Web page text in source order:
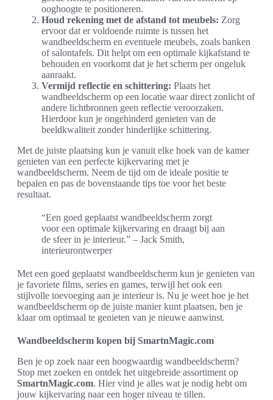
ooghoogte te positioneren.
Houd rekening met de afstand tot meubels: Zorg
ervoor dat er voldoende ruimte is tussen het
wandbeeldscherm en eventuele meubels, zoals banken
of salontafels. Dit helpt om een optimale kijkafstand te
behouden en voorkomt dat je het scherm per ongeluk
aanraakt.
Vermijd reflectie en schittering: Plaats het
wandbeeldscherm op een locatie waar direct zonlicht of
andere lichtbronnen geen reflectie veroorzaken.
Hierdoor kun je ongehinderd genieten van de
beeldkwaliteit zonder hinderlijke schittering.
Met de juiste plaatsing kun je vanuit elke hoek van de kamer
genieten van een perfecte kijkervaring met je
wandbeeldscherm. Neem de tijd om de ideale positie te
bepalen en pas de bovenstaande tips toe voor het beste
resultaat.
“Een goed geplaatst wandbeeldscherm zorgt
voor een optimale kijkervaring en draagt bij aan
de sfeer in je interieur.” – Jack Smith,
interieurontwerper
Met een goed geplaatst wandbeeldscherm kun je genieten van
je favoriete films, series en games, terwijl het ook een
stijlvolle toevoeging aan je interieur is. Nu je weet hoe je het
wandbeeldscherm op de juiste manier kunt plaatsen, ben je
klaar om optimaal te genieten van je nieuwe aanwinst.
Wandbeeldscherm kopen bij SmartnMagic.com
Ben je op zoek naar een hoogwaardig wandbeeldscherm?
Stop met zoeken en ontdek het uitgebreide assortiment op
SmartnMagic.com. Hier vind je alles wat je nodig hebt om
jouw kijkervaring naar een hoger niveau te tillen.